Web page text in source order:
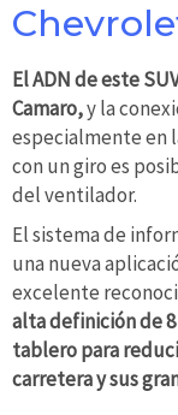
El ADN de este
Camaro,y la
especialmente en
con un giro es
del ventilador.
El sistema de
una nueva
excelente
alta definición de
tablero para
carretera y sus